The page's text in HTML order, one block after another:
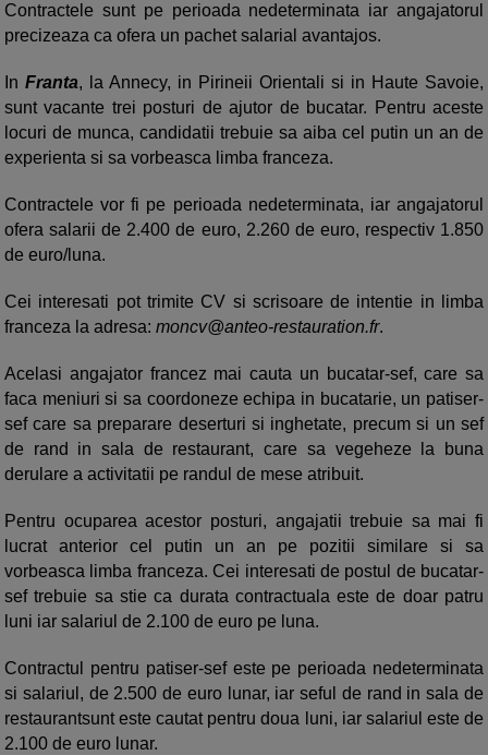
Contractele sunt pe perioada nedeterminata iar angajatorul
precizeaza ca ofera un pachet salarial avantajos.
In Franta, la Annecy, in Pirineii Orientali si in Haute Savoie,
sunt vacante trei posturi de ajutor de bucatar. Pentru aceste
locuri de munca, candidatii trebuie sa aiba cel putin un an de
experienta si sa vorbeasca limba franceza.
Contractele vor fi pe perioada nedeterminata, iar angajatorul
ofera salarii de 2.400 de euro, 2.260 de euro, respectiv 1.850
de euro/luna.
Cei interesati pot trimite CV si scrisoare de intentie in limba
franceza la adresa: moncv@anteo-restauration.fr.
Acelasi angajator francez mai cauta un bucatar-sef, care sa
faca meniuri si sa coordoneze echipa in bucatarie, un patiser-
sef care sa preparare deserturi si inghetate, precum si un sef
de rand in sala de restaurant, care sa vegeheze la buna
derulare a activitatii pe randul de mese atribuit.
Pentru ocuparea acestor posturi, angajatii trebuie sa mai fi
lucrat anterior cel putin un an pe pozitii similare si sa
vorbeasca limba franceza. Cei interesati de postul de bucatar-
sef trebuie sa stie ca durata contractuala este de doar patru
luni iar salariul de 2.100 de euro pe luna.
Contractul pentru patiser-sef este pe perioada nedeterminata
si salariul, de 2.500 de euro lunar, iar seful de rand in sala de
restaurantsunt este cautat pentru doua luni, iar salariul este de
2.100 de euro lunar.